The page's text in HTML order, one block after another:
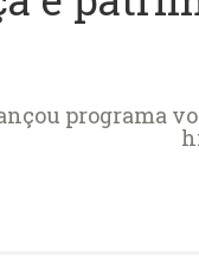
programa